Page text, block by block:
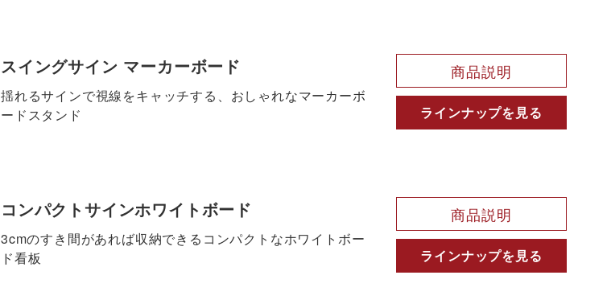
スイングサイン マーカーボード
揺れるサインで視線をキャッチする、おしゃれなマーカーボ
ードスタンド
商品説明
ラインナップを見る
コンパクトサインホワイトボード
3cmのすき間があれば収納できるコンパクトなホワイトボー
ド看板
商品説明
ラインナップを見る